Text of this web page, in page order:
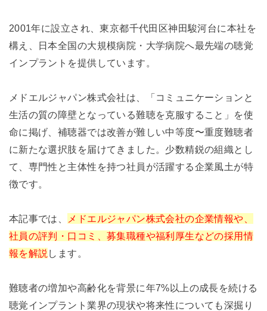
2001年に設立され、東京都千代田区神田駿河台に本社を
構え、日本全国の大規模病院・大学病院へ最先端の聴覚
インプラントを提供しています。
メドエルジャパン株式会社は、「コミュニケーションと
生活の質の障壁となっている難聴を克服すること」を使
命に掲げ、補聴器では改善が難しい中等度〜重度難聴者
に新たな選択肢を届けてきました。少数精鋭の組織とし
て、専門性と主体性を持つ社員が活躍する企業風土が特
徴です。
本記事では、
メドエルジャパン株式会社の企業情報や、
社員の評判・口コミ、募集職種や福利厚生などの採用情
報を解説 します。
難聴者の増加や高齢化を背景に年7%以上の成長を続ける
聴覚インプラント業界の現状や将来性についても深掘り